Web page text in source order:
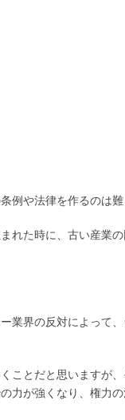
例や法律を作るのは難
れた時に、古い産業
業界の反対によって
ことだと思いますが
力が強くなり、権力